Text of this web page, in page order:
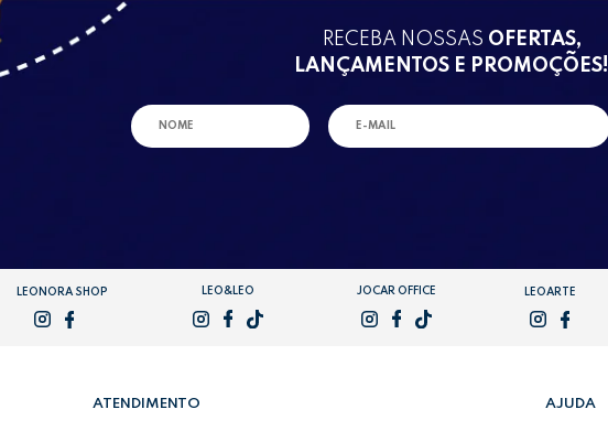
RECEBA NOSSAS OFERTAS,
LANÇAMENTOS E PROMOÇÕES!
LEONORA SHOP LEO&LEO JOCAR OFFICE LEOARTE
ATENDIMENTO AJUDA